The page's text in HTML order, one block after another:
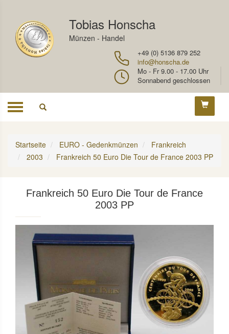
Tobias Honscha
Münzen - Handel
+49 (0) 5136 879 252
info@honscha.de
Mo - Fr 9.00 - 17.00 Uhr
Sonnabend geschlossen
Toggle
Startseite EURO - Gedenkmünzen
Frankreich
2003
Frankreich 50 Euro Die Tour de France 2003 PP
Frankreich 50 Euro Die Tour de France
2003 PP